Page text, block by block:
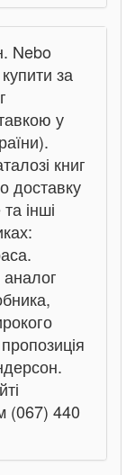
Nebo
за
у
книг
доставку
інші
(067) 440